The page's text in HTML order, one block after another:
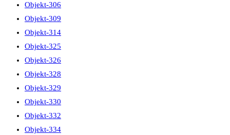
Objekt-306
Objekt-309
Objekt-314
Objekt-325
Objekt-326
Objekt-328
Objekt-329
Objekt-330
Objekt-332
Objekt-334